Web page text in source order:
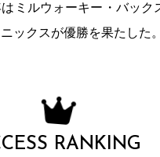
ミルウォーキー・バック
ックスが優勝を果たした。
RANKING